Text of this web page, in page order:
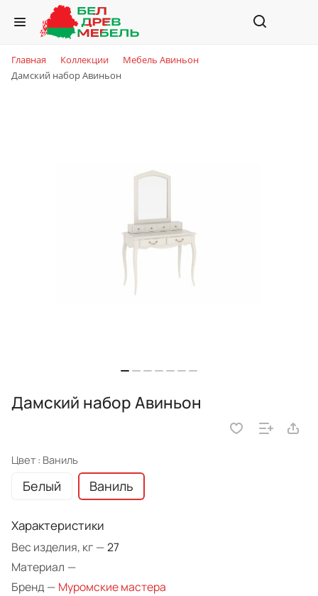
Главная Коллекции
Мебель Авиньон
Дамский набор Авиньон
Дамский набор Авиньон
Цвет : Ваниль
Белый Ваниль
Характеристики
Вес изделия, кг —27
Материал —
Бренд — Муромские мастера